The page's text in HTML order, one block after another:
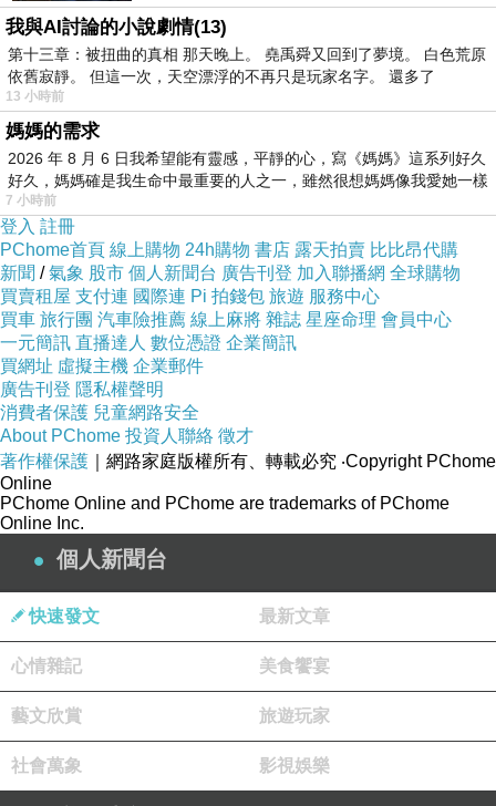
品號：1781926
義大利進口棉花糖
創意造型超級吸睛
大顆飽滿入口即化
可以搭配蛋糕食用
搭配咖啡也超適合
商品訊息描述:
義大利進口造型棉花糖，創意造型可愛獨特的造型棉花糖讓小朋友
大朋友一看就喜歡，獨特的造型與芳香氣味最適合公司尾牙、社
動、宣傳造勢活動使用。當然來一串棉花糖串燒更是大大有看頭，
momo網站網址
我與AI討論的小說劇情(13)
第十三章：被扭曲的真相 那天晚上。 堯禹舜又回到了夢境。 白色荒原
依舊寂靜。 但這一次，天空漂浮的不再只是玩家名字。 還多了
13 小時前
媽媽的需求
2026 年 8 月 6 日我希望能有靈感，平靜的心，寫《媽媽》這系列好久
好久，媽媽確是我生命中最重要的人之一，雖然很想媽媽像我愛她一樣
7 小時前
登入 註冊
PChome首頁 線上購物 24h購物 書店 露天拍賣 比比昂代購
新聞 /氣象 股市 個人新聞台 廣告刊登 加入聯播網 全球購物
買賣租屋 支付連 國際連 Pi 拍錢包 旅遊 服務中心
買車 旅行團 汽車險推薦 線上麻將 雜誌 星座命理 會員中心
一元簡訊 直播達人 數位憑證 企業簡訊
買網址 虛擬主機 企業郵件
廣告刊登 隱私權聲明
消費者保護 兒童網路安全
About PChome 投資人聯絡 徵才
著作權保護 ｜網路家庭版權所有、轉載必究 ‧Copyright PChome
Online
PChome Online and PChome are trademarks of PChome
Online Inc.
個人新聞台
快速發文 最新文章
心情雜記 美食饗宴
藝文欣賞 旅遊玩家
社會萬象 影視娛樂